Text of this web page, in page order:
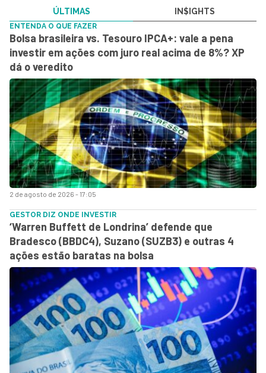
ÚLTIMAS IN$IGHTS
2 de agosto de 2026 - 17:05
ENTENDA O QUE FAZER
Bolsa brasileira vs. Tesouro IPCA+: vale a pena
investir em ações com juro real acima de 8%? XP
dá o veredito
GESTOR DIZ ONDE INVESTIR
‘Warren Buffett de Londrina’ defende que
Bradesco (BBDC4), Suzano (SUZB3) e outras 4
ações estão baratas na bolsa